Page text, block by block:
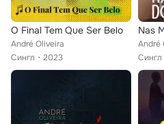
O Final Tem Que Ser Belo
André Oliveira
Сингл
2023
Nas
André
Сингл